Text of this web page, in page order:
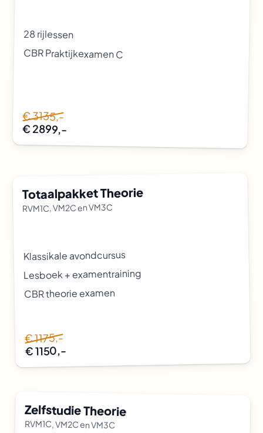
28 rijlessen
CBR Praktijkexamen C
€ 3135,-
€ 2899,-
Totaalpakket Theorie
RVM1C, VM2C en VM3C
Klassikale avondcursus
Lesboek + examentraining
CBR theorie examen
€ 1175,-
€ 1150,-
Zelfstudie Theorie
RVM1C, VM2C en VM3C